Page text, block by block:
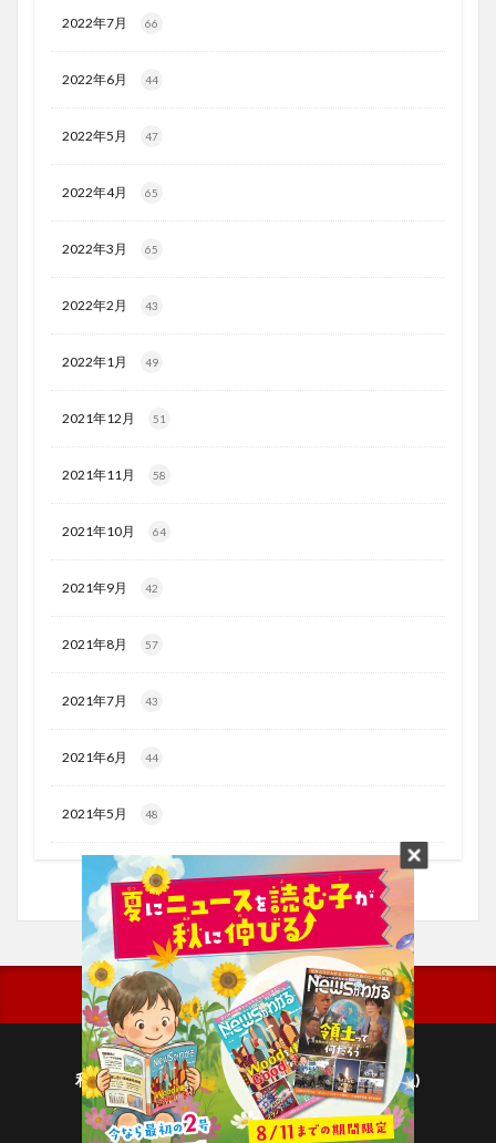
2022年7月 66
2022年6月 44
2022年5月 47
2022年4月 65
2022年3月 65
2022年2月 43
2022年1月 49
2021年12月 51
2021年11月 58
2021年10月 64
2021年9月 42
2021年8月 57
2021年7月 43
2021年6月 44
2021年5月 48
利用規約
プライバシーポリシー(毎日新聞出版)
個人情報について(毎日新聞社)